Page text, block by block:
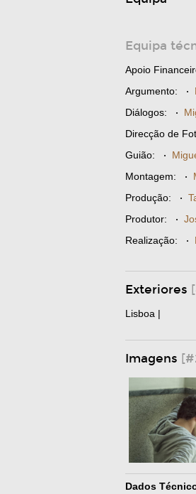
Equipa
Apoio
Argumento: ·
Diálogos: ·
Direcção de
Guião: ·
Montagem: ·
Produção: ·
Produtor: ·
Realização: ·
Exteriores
Lisboa |
Imagens
Dados